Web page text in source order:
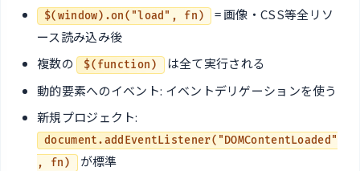
$(window).on("load", fn)
= 画像・CSS等全リソ
ース読み込み後
複数の
$(function)
は全て実行される
動的要素へのイベント: イベントデリゲーションを使う
新規プロジェクト:
document.addEventListener("DOMContentLoaded"
, fn)
が標準